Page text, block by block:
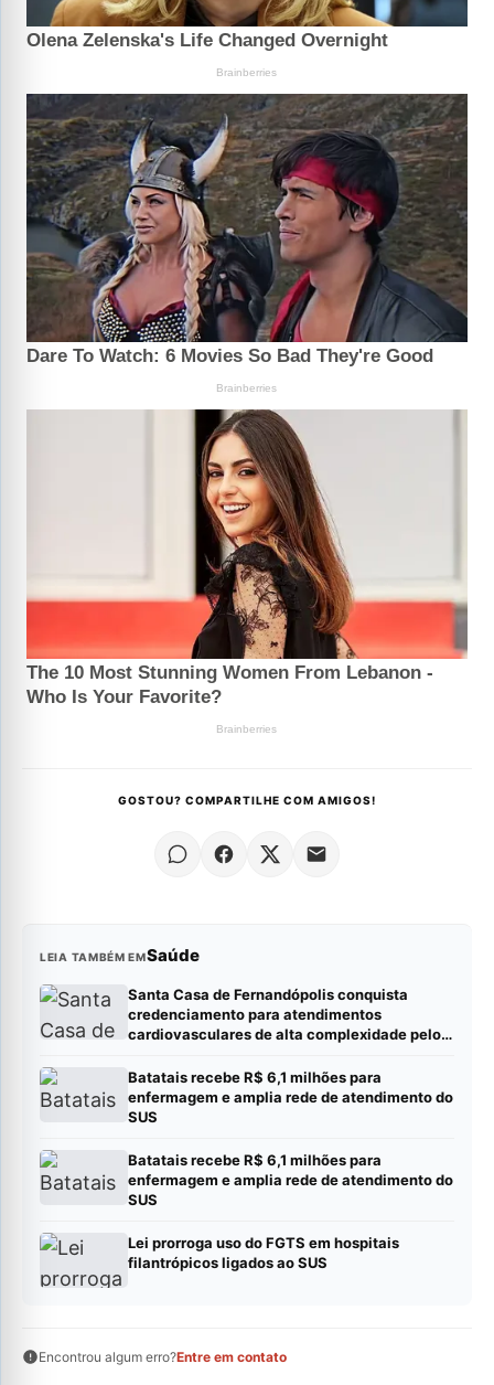
GOSTOU? COMPARTILHE COM AMIGOS!
LEIA TAMBÉM EMSaúde
Santa Casa de Fernandópolis conquista
credenciamento para atendimentos
cardiovasculares de alta complexidade pelo
Batatais recebe R$ 6,1 milhões para
enfermagem e amplia rede de atendimento do
SUS
Batatais recebe R$ 6,1 milhões para
enfermagem e amplia rede de atendimento do
SUS
Lei prorroga uso do FGTS em hospitais
filantrópicos ligados ao SUS
Encontrou algum erro?Entre em contato